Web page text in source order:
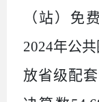
（站）免
2024年公
放省级配